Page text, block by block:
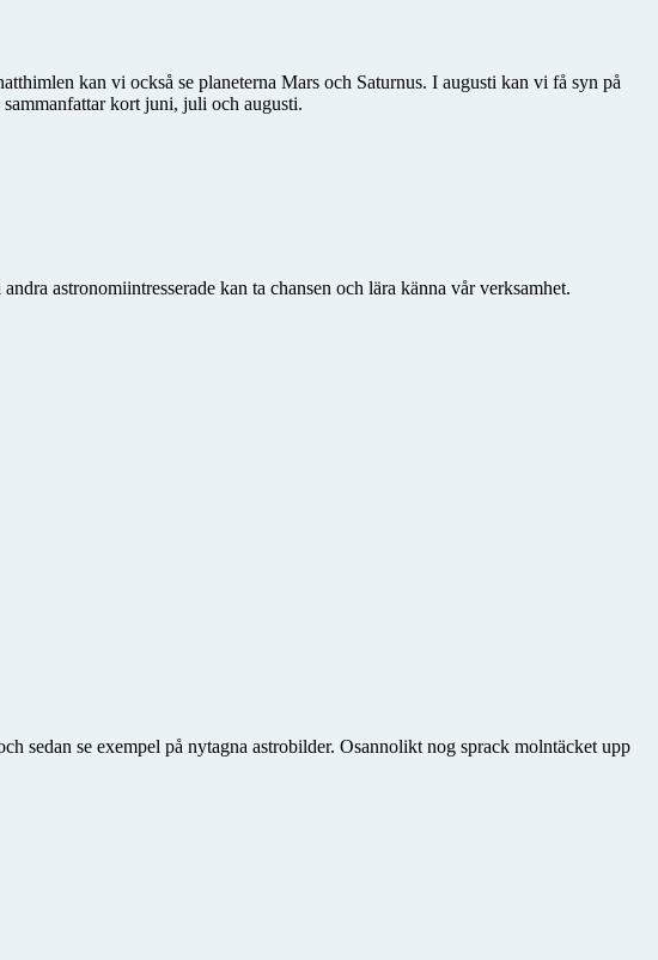
kan vi också se planeterna Mars och Saturnus. I augusti kan vi få syn på
sammanfattar kort juni, juli och augusti.
astronomiintresserade kan ta chansen och lära känna vår verksamhet.
sedan se exempel på nytagna astrobilder. Osannolikt nog sprack molntäcket upp